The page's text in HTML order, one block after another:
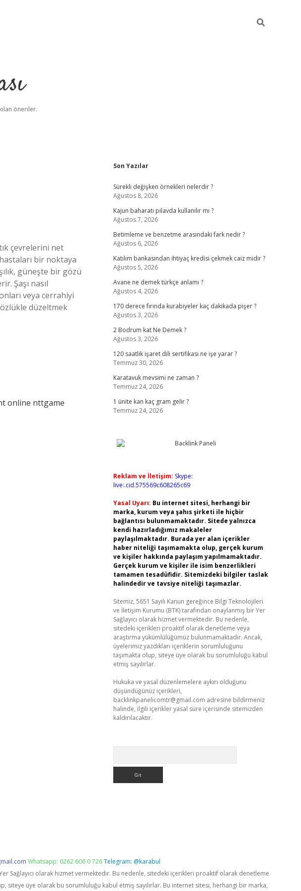
öneriler.
çevrelerini net
bir noktaya
güneşte bir gözü
Şaşı nasıl
veya cerrahiyi
düzeltmek
online nttgame
Sidebar
Son Yazılar
Sürekli değişken örnekleri nelerdir ?
Ağustos 8, 2026
Kajun baharatı pilavda kullanılır mı ?
Ağustos 7, 2026
Betimleme ve benzetme arasındaki fark nedir ?
Ağustos 6, 2026
Katılım bankasından ihtiyaç kredisi çekmek caiz midir ?
Ağustos 5, 2026
Avane ne demek türkçe anlamı ?
Ağustos 4, 2026
170 derece fırında kurabiyeler kaç dakikada pişer ?
Ağustos 3, 2026
2 Bodrum kat Ne Demek ?
Ağustos 3, 2026
120 saatlik işaret dili sertifikası ne işe yarar ?
Temmuz 30, 2026
Karatavuk mevsimi ne zaman ?
Temmuz 24, 2026
1 ünite kan kaç gram gelir ?
Temmuz 24, 2026
Reklam ve İletişim: Skype:
live:.cid.575569c608265c69
Yasal Uyarı: Bu internet sitesi, herhangi bir
marka, kurum veya şahıs şirketi ile hiçbir
bağlantısı bulunmamaktadır. Sitede yalnızca
kendi hazırladığımız makaleler
paylaşılmaktadır. Burada yer alan içerikler
haber niteliği taşımamakta olup, gerçek kurum
ve kişiler hakkında paylaşım yapılmamaktadır.
Gerçek kurum ve kişiler ile isim benzerlikleri
tamamen tesadüfidir. Sitemizdeki bilgiler taslak
halindedir ve tavsiye niteliği taşımazlar.
Sitemiz, 5651 Sayılı Kanun gereğince Bilgi Teknolojileri
ve İletişim Kurumu (BTK) tarafından onaylanmış bir Yer
Sağlayıcı olarak hizmet vermektedir. Bu nedenle,
sitedeki içerikleri proaktif olarak denetleme veya
araştırma yükümlülüğümüz bulunmamaktadır. Ancak,
üyelerimiz yazdıkları içeriklerin sorumluluğunu
taşımakta olup, siteye üye olarak bu sorumluluğu kabul
etmiş sayılırlar.
Hukuka ve yasal düzenlemelere aykırı olduğunu
düşündüğünüz içerikleri,
backlinkpanelicomtr@gmail.com adresine bildirmeniz
halinde, ilgili içerikler yasal süre içerisinde sitemizden
kaldırılacaktır.
Whatsapp: 0262 606 0 726Telegram: @karabul
Sağlayıcı olarak hizmet vermektedir. Bu nedenle, sitedeki içerikleri proaktif olarak denetleme
siteye üye olarak bu sorumluluğu kabul etmiş sayılırlar. Bu internet sitesi, herhangi bir marka,